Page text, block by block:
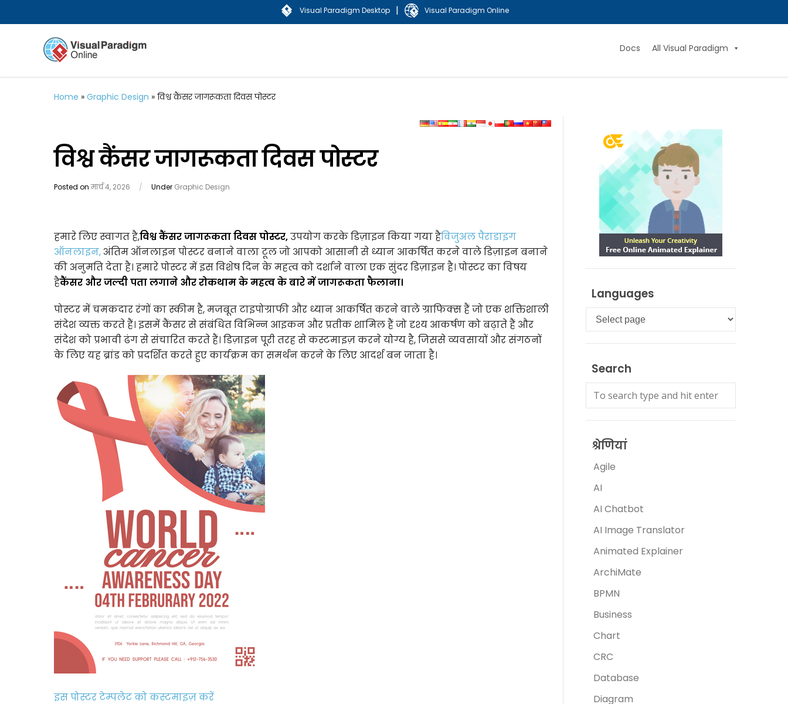
Visual Paradigm Desktop | Visual Paradigm Online
Docs All Visual Paradigm
Home » Graphic Design » विश्व कैंसर जागरूकता दिवस पोस्टर
विश्व कैंसर जागरूकता दिवस पोस्टर
Posted onमार्च 4, 2026 / Under Graphic Design
हमारे लिए स्वागत है,विश्व कैंसर जागरूकता दिवस पोस्टर,उपयोग करके डिज़ाइन किया गया हैविजुअल पैराडाइग
ऑनलाइन,अंतिम ऑनलाइन पोस्टर बनाने वाला टूल जो आपको आसानी से ध्यान आकर्षित करने वाले डिज़ाइन बनाने
की अनुमति देता है। हमारे पोस्टर में इस विशेष दिन के महत्व को दर्शाने वाला एक सुंदर डिज़ाइन है। पोस्टर का विषय
हैकैंसर और जल्दी पता लगाने और रोकथाम के महत्व के बारे में जागरूकता फैलाना।
पोस्टर में चमकदार रंगों का स्कीम है, मजबूत टाइपोग्राफी और ध्यान आकर्षित करने वाले ग्राफिक्स हैं जो एक शक्तिशाली
संदेश व्यक्त करते हैं। इसमें कैंसर से संबंधित विभिन्न आइकन और प्रतीक शामिल हैं जो दृश्य आकर्षण को बढ़ाते हैं और
संदेश को प्रभावी ढंग से संचारित करते हैं। डिज़ाइन पूरी तरह से कस्टमाइज़ करने योग्य है, जिससे व्यवसायों और संगठनों
के लिए यह ब्रांड को प्रदर्शित करते हुए कार्यक्रम का समर्थन करने के लिए आदर्श बन जाता है।
इस पोस्टर टेम्पलेट को कस्टमाइज़ करें
Languages
Languages
Search
श्रेणियां
Agile
AI
AI Chatbot
AI Image Translator
Animated Explainer
ArchiMate
BPMN
Business
Chart
CRC
Database
Diagram